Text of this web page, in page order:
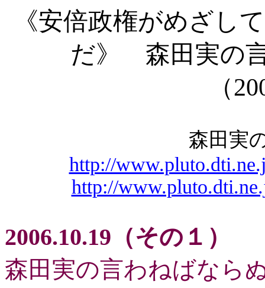
《安倍政権がめざし
だ》 森田実の
（
森田実
http://
http://
2006.10.19（その１）
森田実の言わねばなら